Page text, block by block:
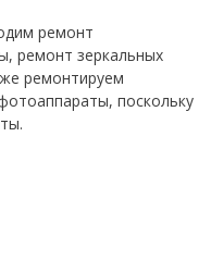
ремонт
ремонт зеркальных
ремонтируем
поскольку